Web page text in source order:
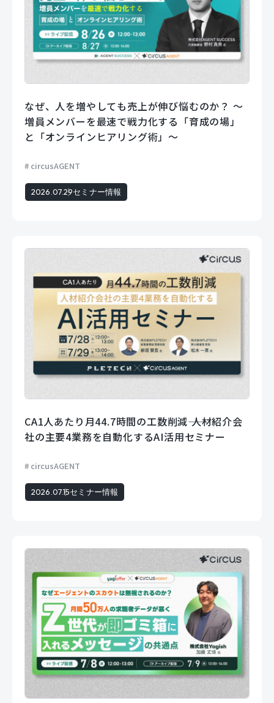
なぜ、人を増やしても売上が伸び悩むのか？ 〜
増員メンバーを最速で戦力化する「育成の場」
と「オンラインヒアリング術」〜
circusAGENT
2026.07.29セミナー情報
CA1人あたり月44.7時間の工数削減―― 人材紹介会
社の主要4業務を自動化するAI活用セミナー
circusAGENT
2026.07.15セミナー情報